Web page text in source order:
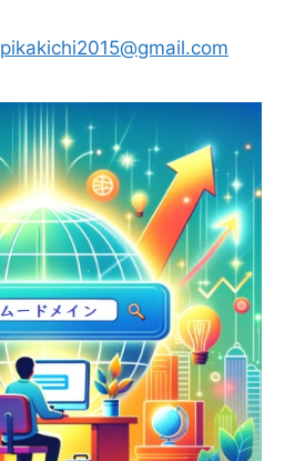
pikakichi2015@gmail.com